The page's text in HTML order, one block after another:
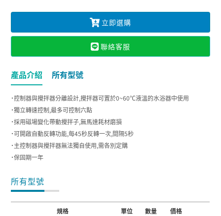
立即選購
聯絡客服
產品介紹 所有型號
˙控制器與攪拌器分離設計,攪拌器可置於0~60℃液溫的水浴器中使用
˙獨立轉速控制,最多可控制六點
˙採用磁場變化帶動攪拌子,無馬達耗材磨損
˙可開啟自動反轉功能,每45秒反轉一次,間隔5秒
˙主控制器與攪拌器無法獨自使用,需各別定購
˙保固期一年
所有型號
規格 單位 數量 價格